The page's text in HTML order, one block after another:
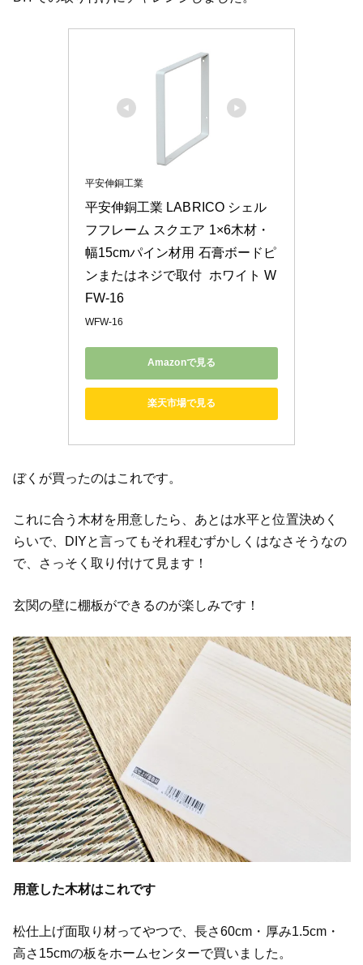
平安伸銅工業
平安伸銅工業 LABRICO シェル
フフレーム スクエア 1×6木材・
幅15cmパイン材用 石膏ボードピ
ンまたはネジで取付  ホワイト W
FW-16
WFW-16
Amazonで見る
楽天市場で見る
ぼくが買ったのはこれです。
これに合う木材を用意したら、あとは水平と位置決めく
らいで、DIYと言ってもそれ程むずかしくはなさそうなの
で、さっそく取り付けて見ます！
玄関の壁に棚板ができるのが楽しみです！
用意した木材はこれです
松仕上げ面取り材ってやつで、長さ60cm・厚み1.5cm・
高さ15cmの板をホームセンターで買いました。